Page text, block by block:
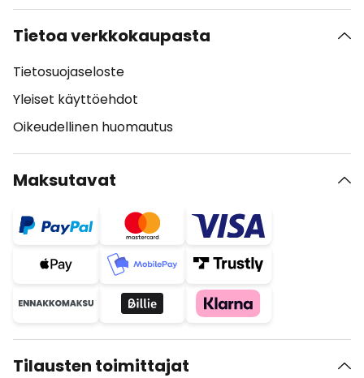
Tietoa verkkokaupasta
Tietosuojaseloste
Yleiset käyttöehdot
Oikeudellinen huomautus
Maksutavat
Tilausten toimittajat